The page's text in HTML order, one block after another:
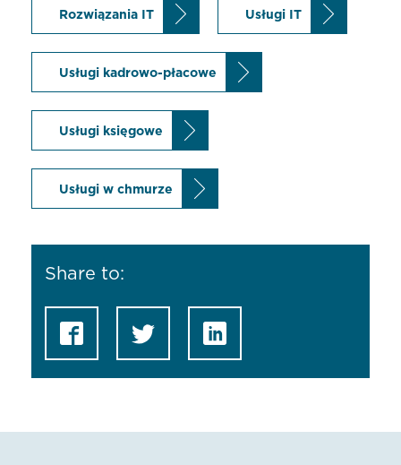
Rozwiązania IT Usługi IT
Usługi kadrowo-płacowe
Usługi księgowe
Usługi w chmurze
Share to: